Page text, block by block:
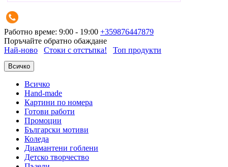
Работно време: 9:00 - 19:00 +359876447879
Поръчайте обратно обаждане
Най-ново
Стоки с отстъпка! Топ продукти
Всичко
Всичко
Hand-made
Картини по номера
Готови работи
Промоции
Български мотиви
Коледа
Диамантени гоблени
Детско творчество